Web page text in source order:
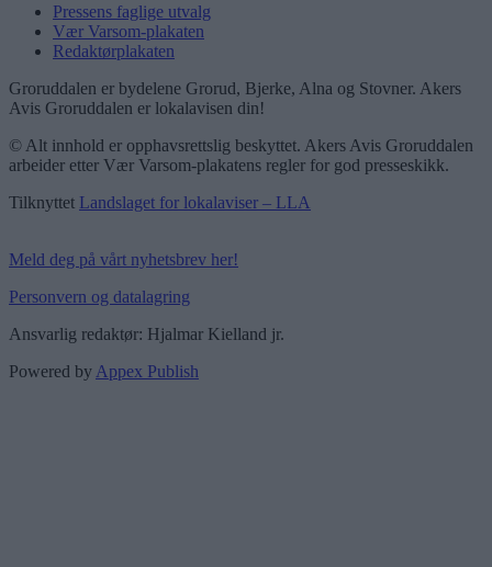
Pressens faglige utvalg
Vær Varsom-plakaten
Redaktørplakaten
Groruddalen er bydelene Grorud, Bjerke, Alna og Stovner. Akers
Avis Groruddalen er lokalavisen din!
© Alt innhold er opphavsrettslig beskyttet. Akers Avis Groruddalen
arbeider etter Vær Varsom-plakatens regler for god presseskikk.
Tilknyttet Landslaget for lokalaviser – LLA
Meld deg på vårt nyhetsbrev her!
Personvern og datalagring
Ansvarlig redaktør: Hjalmar Kielland jr.
Powered by Appex Publish